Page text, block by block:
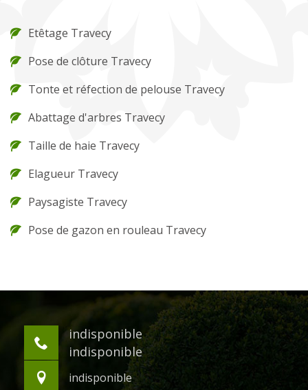
Etêtage Travecy
Pose de clôture Travecy
Tonte et réfection de pelouse Travecy
Abattage d'arbres Travecy
Taille de haie Travecy
Elagueur Travecy
Paysagiste Travecy
Pose de gazon en rouleau Travecy
indisponible
indisponible
indisponible